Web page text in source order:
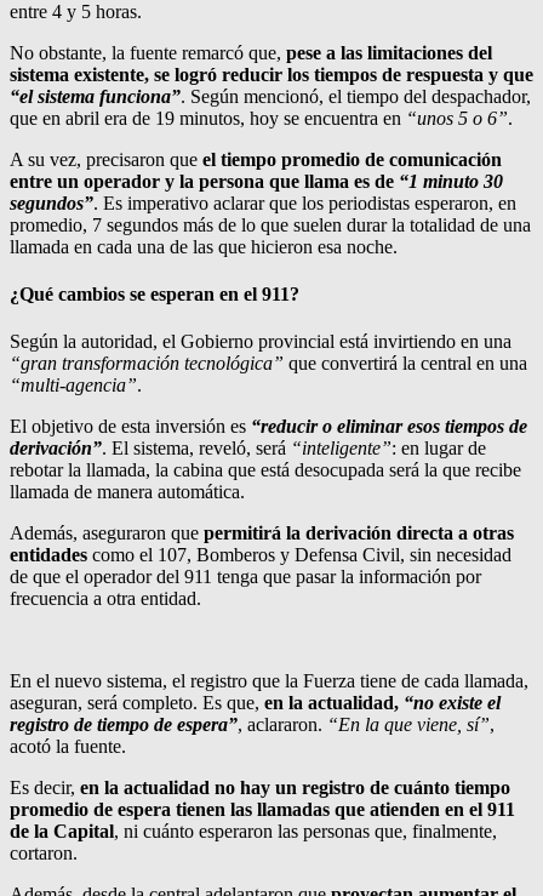
entre 4 y 5 horas.
No obstante, la fuente remarcó que, pese a las limitaciones del
sistema existente, se logró reducir los tiempos de respuesta y que
“el sistema funciona”. Según mencionó, el tiempo del despachador,
que en abril era de 19 minutos, hoy se encuentra en “unos 5 o 6”.
A su vez, precisaron que el tiempo promedio de comunicación
entre un operador y la persona que llama es de “1 minuto 30
segundos”. Es imperativo aclarar que los periodistas esperaron, en
promedio, 7 segundos más de lo que suelen durar la totalidad de una
llamada en cada una de las que hicieron esa noche.
¿Qué cambios se esperan en el 911?
Según la autoridad, el Gobierno provincial está invirtiendo en una
“gran transformación tecnológica” que convertirá la central en una
“multi-agencia”.
El objetivo de esta inversión es “reducir o eliminar esos tiempos de
derivación”. El sistema, reveló, será “inteligente”: en lugar de
rebotar la llamada, la cabina que está desocupada será la que recibe
llamada de manera automática.
Además, aseguraron que permitirá la derivación directa a otras
entidades como el 107, Bomberos y Defensa Civil, sin necesidad
de que el operador del 911 tenga que pasar la información por
frecuencia a otra entidad.
En el nuevo sistema, el registro que la Fuerza tiene de cada llamada,
aseguran, será completo. Es que, en la actualidad, “no existe el
registro de tiempo de espera”, aclararon. “En la que viene, sí”,
acotó la fuente.
Es decir, en la actualidad no hay un registro de cuánto tiempo
promedio de espera tienen las llamadas que atienden en el 911
de la Capital, ni cuánto esperaron las personas que, finalmente,
cortaron.